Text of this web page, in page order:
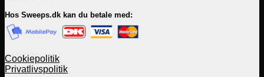
Hos Sweeps.dk kan du betale med:
Cookiepolitik
Privatlivspolitik